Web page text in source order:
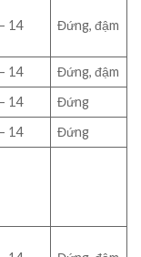
14 Đứng, đậm
14
Đứng, đậm
14
Đứng
14 Đứng